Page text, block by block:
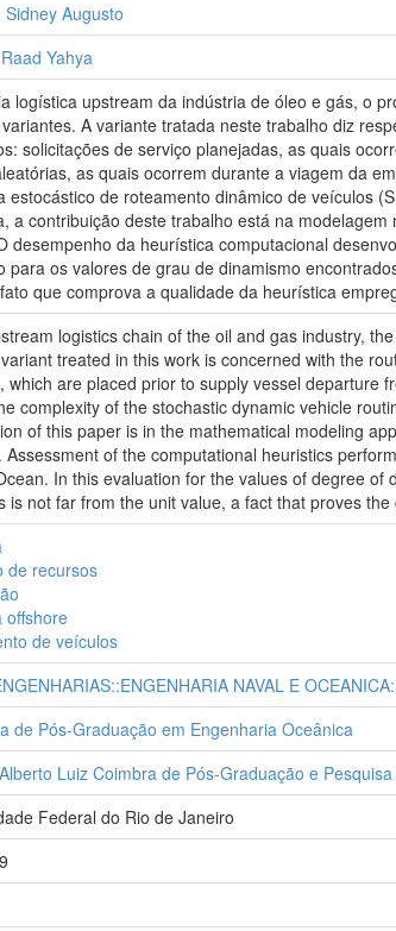
Sidney Augusto
Yahya
logística upstream da indústria de óleo e gás, o
A variante tratada neste trabalho diz
solicitações de serviço planejadas, as quais
as quais ocorrem durante a viagem da
estocástico de roteamento dinâmico de veículos
a contribuição deste trabalho está na
desempenho da heurística computacional
para os valores de grau de dinamismo
que comprova a qualidade da heurística
logistics chain of the oil and gas industry,
treated in this work is concerned with the
which are placed prior to supply vessel departure
complexity of the stochastic dynamic vehicle
of this paper is in the mathematical modeling
Assessment of the computational heuristics
In this evaluation for the values of degree
is not far from the unit value, a fact that proves
de recursos
offshore
de veículos
NAVAL E
de Pós-Graduação em Engenharia Oceânica
Luiz Coimbra de Pós-Graduação e
Federal do Rio de Janeiro